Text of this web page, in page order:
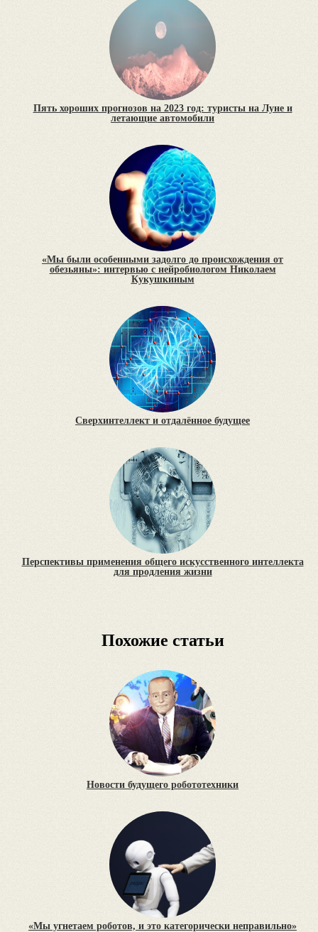
Пять хороших прогнозов на 2023 год: туристы на Луне и
летающие автомобили
«Мы были особенными задолго до происхождения от
обезьяны»: интервью с нейробиологом Николаем
Кукушкиным
Сверхинтеллект и отдалённое будущее
Перспективы применения общего искусственного интеллекта
для продления жизни
Похожие статьи
Новости будущего робототехники
«Мы угнетаем роботов, и это категорически неправильно»